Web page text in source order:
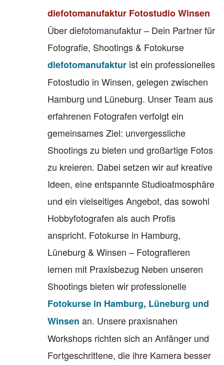
diefotomanufaktur Fotostudio Winsen
Über diefotomanufaktur – Dein Partner für
Fotografie, Shootings & Fotokurse
diefotomanufaktur ist ein professionelles
Fotostudio in Winsen, gelegen zwischen
Hamburg und Lüneburg. Unser Team aus
erfahrenen Fotografen verfolgt ein
gemeinsames Ziel: unvergessliche
Shootings zu bieten und großartige Fotos
zu kreieren. Dabei setzen wir auf kreative
Ideen, eine entspannte Studioatmosphäre
und ein vielseitiges Angebot, das sowohl
Hobbyfotografen als auch Profis
anspricht. Fotokurse in Hamburg,
Lüneburg & Winsen – Fotografieren
lernen mit Praxisbezug Neben unseren
Shootings bieten wir professionelle
Fotokurse in Hamburg, Lüneburg und
Winsen an. Unsere praxisnahen
Workshops richten sich an Anfänger und
Fortgeschrittene, die ihre Kamera besser